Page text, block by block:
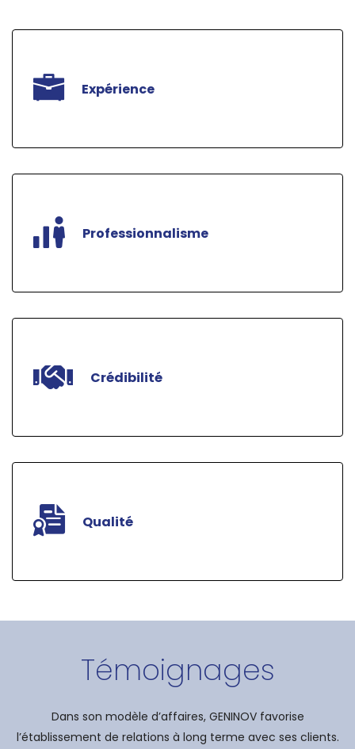
Expérience
service d’ingénierie à la communauté.
Professionnalisme
et responsables.
Crédibilité
fournisseurs et de ses partenaires.
Qualité
la qualité pour chacun de ses projets.
Témoignages
Dans son modèle d’affaires, GENINOV favorise
l’établissement de relations à long terme avec ses clients.